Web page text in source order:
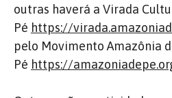
outras haverá a Virada
Pé https://
pelo Movimento Amazônia
Pé https://